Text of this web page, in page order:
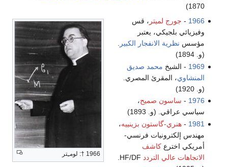
1870)
1966 †: لومـِتر
1966
- جورج لميتر ، قس
وفيزيائي بلجيكي، يعتبر
مؤسس نظرية الانفجار الكبير .
(و. 1894)
1969 - الشيخ محمد صديق
المنشاوي، المقرئ المصري.
(و. 1920)
1976
- ساسون صميح،
سياسي عراقي. (و. 1893)
1981
-هنري-گاستون بزينييه،
مهندس إلكترونيات فرنسي-
أمريكي اخترعكاشف
الاتجاهات عالي التردد